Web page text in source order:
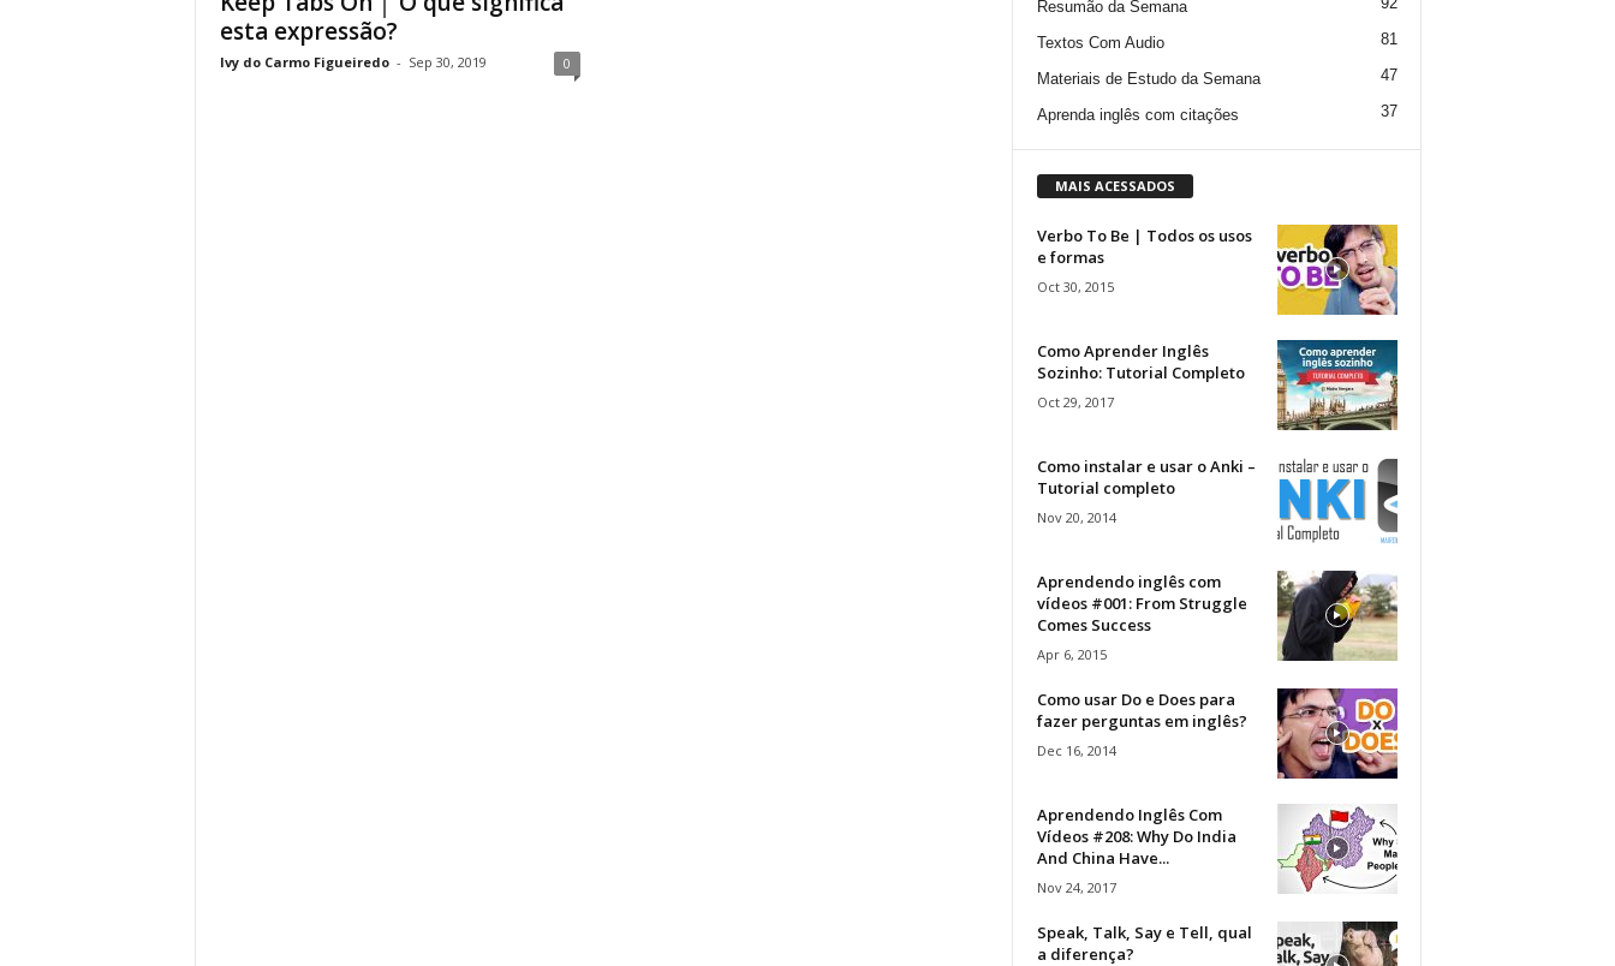
esta expressão?
Ivy do Carmo Figueiredo - Sep 30, 2019 0
Resumão da Semana
Textos Com Audio 81
Materiais de Estudo da Semana 47
Aprenda inglês com citações 37
MAIS ACESSADOS
Verbo To Be | Todos os usos
e formas
Oct 30, 2015
Como Aprender Inglês
Sozinho: Tutorial Completo
Oct 29, 2017
Como instalar e usar o Anki –
Tutorial completo
Nov 20, 2014
Aprendendo inglês com
vídeos #001: From Struggle
Comes Success
Apr 6, 2015
Como usar Do e Does para
fazer perguntas em inglês?
Dec 16, 2014
Aprendendo Inglês Com
Vídeos #208: Why Do India
And China Have...
Nov 24, 2017
Speak, Talk, Say e Tell, qual
a diferença?